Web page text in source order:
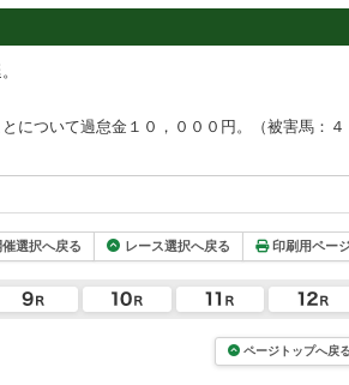
について過怠金１０，０００円。（被害馬：４
催選択へ戻る レース選択へ戻る 印刷用ペー
ページトップへ戻る